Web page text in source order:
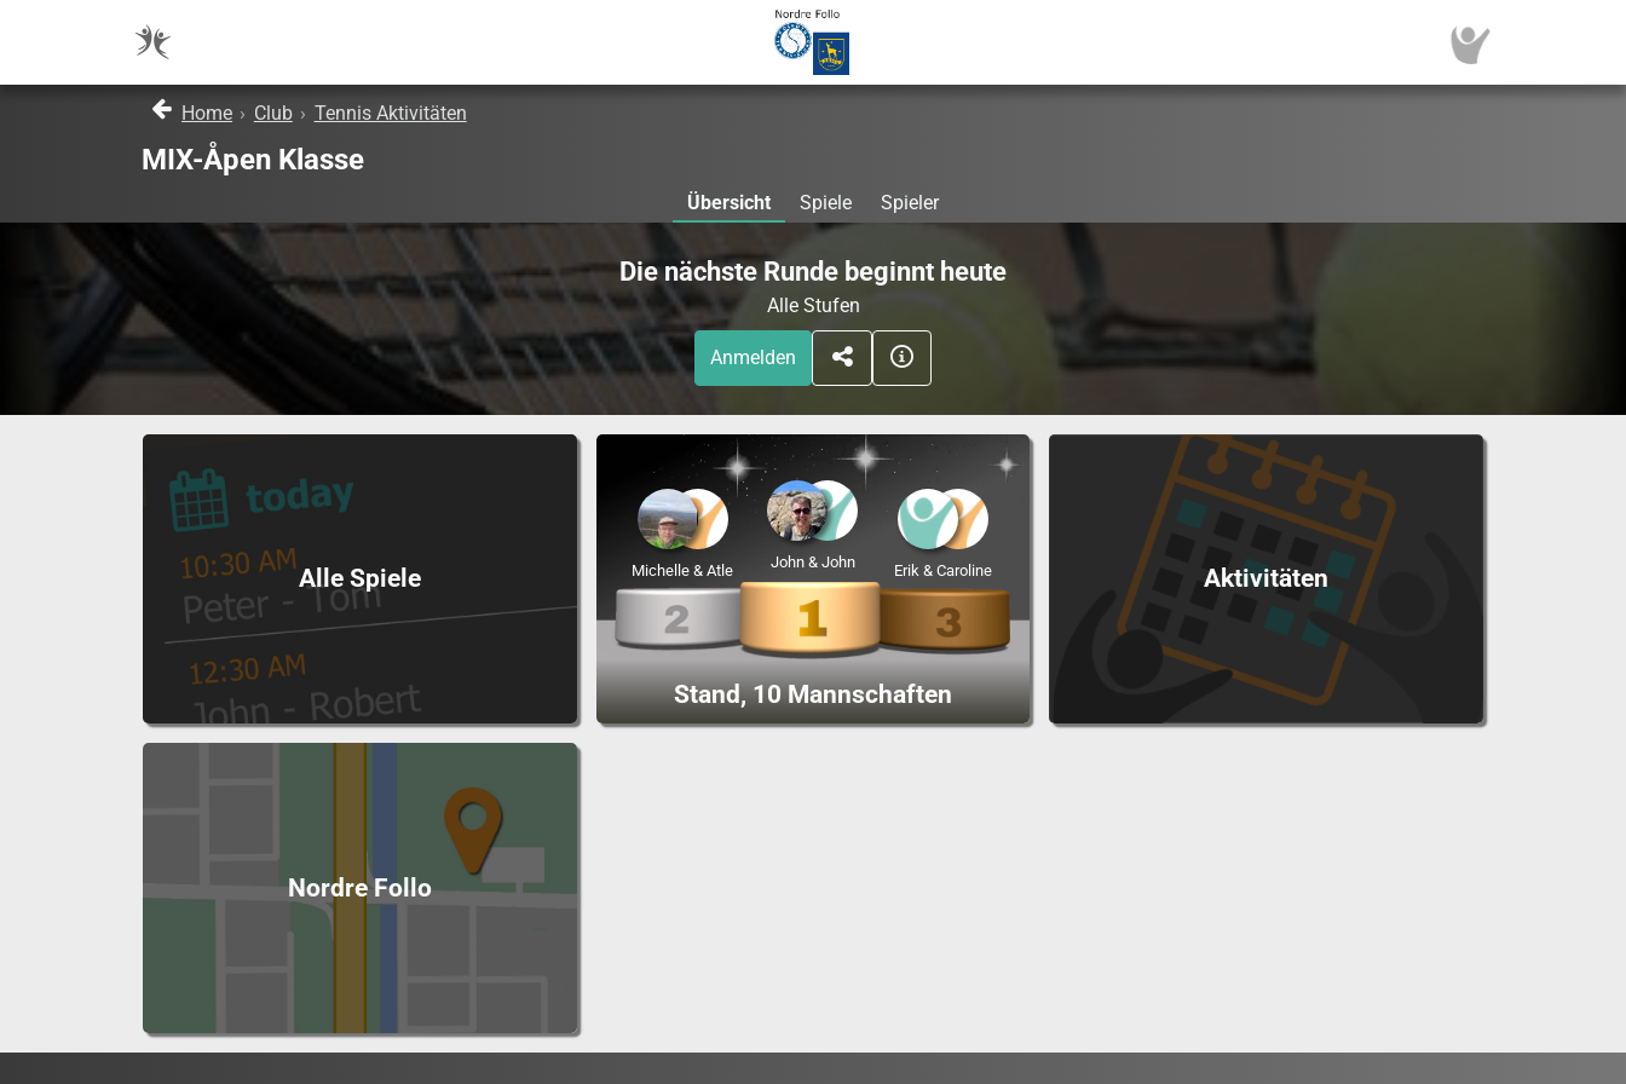
Home › Club › Tennis Aktivitäten
MIX-Åpen Klasse
Übersicht Spiele Spieler
Die nächste Runde beginnt heute
Alle Stufen
Anmelden
Alle Spiele
Stand, 10 Mannschaften
John & John
Michelle & Atle Erik & Caroline Aktivitäten
Nordre Follo